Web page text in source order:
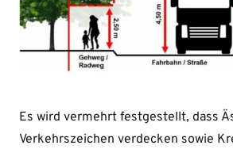
Es wird vermehrt festgestellt, dass
Verkehrszeichen verdecken sowie